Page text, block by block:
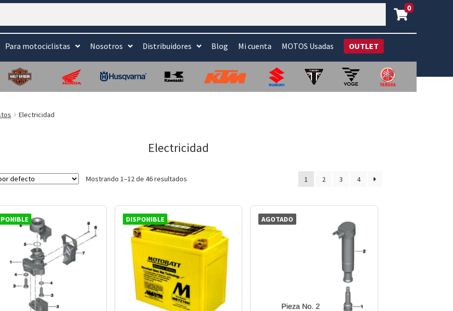
0
Para motociclistas Nosotros Distribuidores Blog Mi cuenta MOTOS Usadas OUTLET
Electricidad
Electricidad
Mostrando 1–12 de 46 resultados 1 2 3 4
DISPONIBLE AGOTADO